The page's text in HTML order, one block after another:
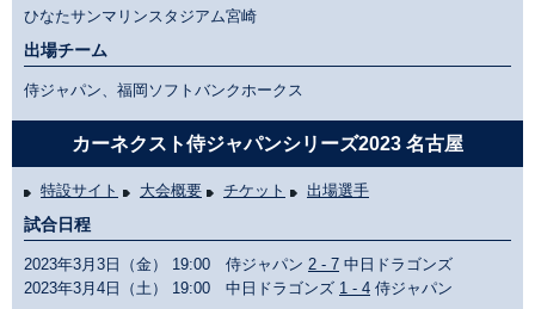
ひなたサンマリンスタジアム宮崎
出場チーム
侍ジャパン、福岡ソフトバンクホークス
カーネクスト侍ジャパンシリーズ2023 名古屋
特設サイト 大会概要 チケット 出場選手
試合日程
2023年3月3日（金） 19:00 侍ジャパン 2 - 7 中日ドラゴンズ
2023年3月4日（土） 19:00 中日ドラゴンズ 1 - 4 侍ジャパン